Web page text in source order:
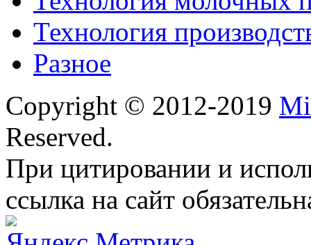
Технология
Разное
Copyright © 2012-2019
Reserved.
При цитировании и
ссылка на сайт